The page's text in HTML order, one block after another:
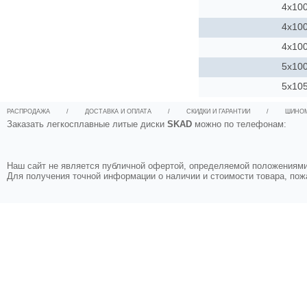
РАСПРОДАЖА / ДОСТАВКА И ОПЛАТА / СКИДКИ И ГАРАНТИИ /
Заказать легкосплавные литые диски SKAD можно по телефонам:
Наш сайт не является публичной офертой, определяемой
Для получения точной информации о наличии и стоимости товара,